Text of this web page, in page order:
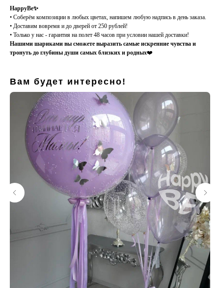
HappyBe✨
• Соберём композиции в любых цветах, напишем любую надпись в день заказа.
• Доставим вовремя и до дверей от 250 рублей!
• Только у нас - гарантия на полет 48 часов при условии нашей доставки!
Нашими шариками вы сможете выразить самые искренние чувства и
тронуть до глубины души самых близких и родных❤️
Вам будет интересно!